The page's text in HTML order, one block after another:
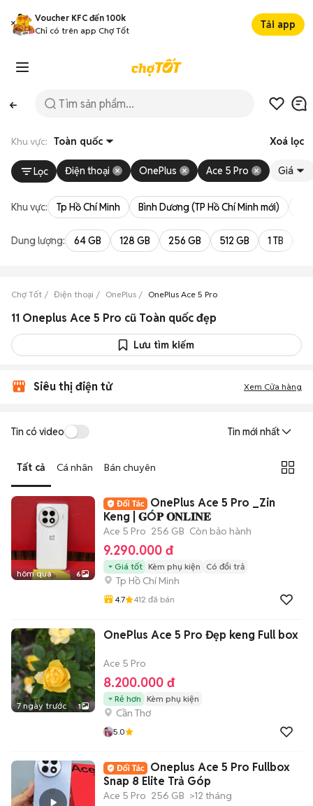
Voucher KFC đến 100k
Chỉ có trên app Chợ Tốt
Tải app
Khu vực: Toàn quốc Xoá lọc
Lọc Điện thoại OnePlus Ace 5 Pro Giá
Khu vực: Tp Hồ Chí Minh Bình Dương (TP Hồ Chí Minh mới)
Dung lượng: 64 GB 128 GB 256 GB 512 GB 1 TB
Chợ Tốt Điện thoại OnePlus OnePlus Ace 5 Pro
11 Oneplus Ace 5 Pro cũ Toàn quốc đẹp
Lưu tìm kiếm
Siêu thị điện tử Xem Cửa hàng
Tin có video Tin mới nhất
Tất cả Cá nhân Bán chuyên
hôm qua 6
OnePlus Ace 5 Pro _Zin
Keng | 𝐆Ó𝐏 𝐎𝐍𝐋𝐈𝐍𝐄
Ace 5 Pro 256 GB Còn bảo hành
9.290.000 đ
Giá tốt Kèm phụ kiện Có đổi trả
Tp Hồ Chí Minh
4.7 412 đã bán
7 ngày trước 1
OnePlus Ace 5 Pro Đẹp keng Full box
Ace 5 Pro
8.200.000 đ
Rẻ hơn Kèm phụ kiện
Cần Thơ
5.0
Oneplus Ace 5 Pro Fullbox
Snap 8 Elite Trả Góp
Ace 5 Pro 256 GB >12 tháng